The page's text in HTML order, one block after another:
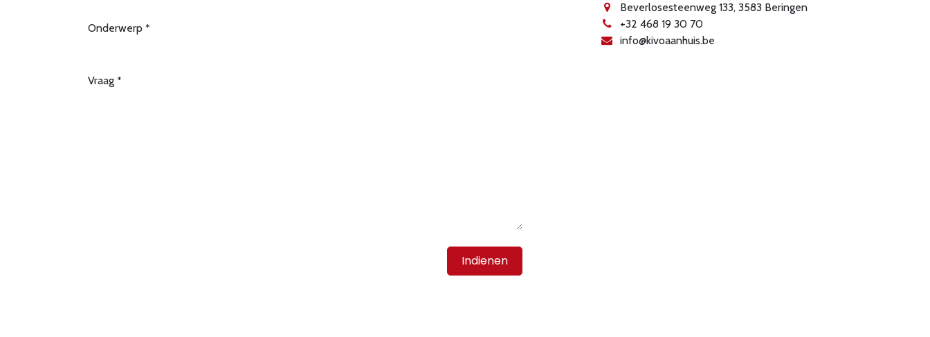
Onderwerp *
Vraag *
Indienen
Beverlosesteenweg 133, 3583 Beringen
+32 468 19 30 70
info@kivoaanhuis.be